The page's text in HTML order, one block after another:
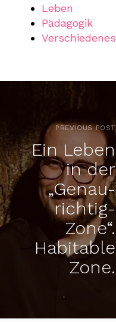
Leben
Pädagogik
Verschiedenes
PREVIOUS POST
Ein Leben
in der
„Genau-
richtig-
Zone“.
Habitable
Zone.